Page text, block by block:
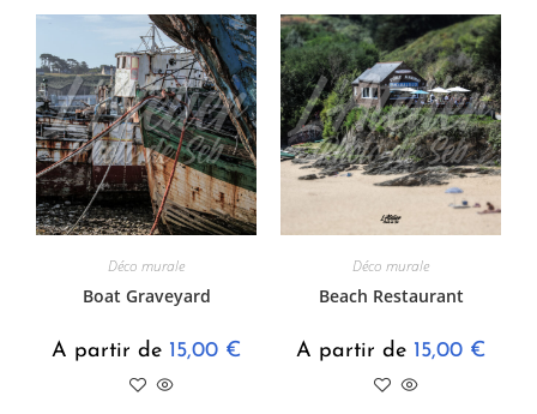
Déco murale
Boat Graveyard
A partir de 15,00 €
Déco murale
Beach Restaurant
A partir de 15,00 €